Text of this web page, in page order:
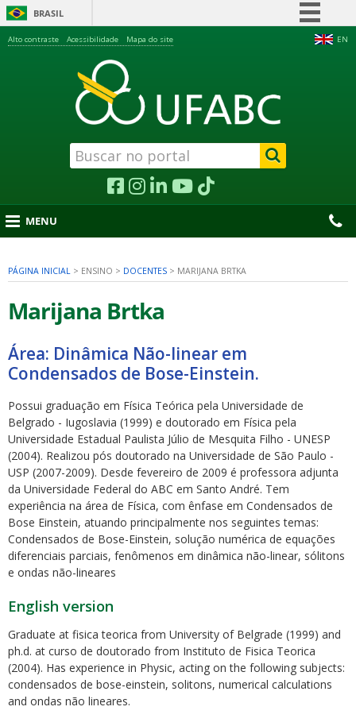
BRASIL
Acesso à informação
Legislação
Canais
EN
Alto contraste Acessibilidade Mapa do site
MENU
PÁGINA INICIAL > ENSINO > DOCENTES > MARIJANA BRTKA
Marijana Brtka
Área: Dinâmica Não-linear em
Condensados de Bose-Einstein.
Possui graduação em Física Teórica pela Universidade de
Belgrado - Iugoslavia (1999) e doutorado em Física pela
Universidade Estadual Paulista Júlio de Mesquita Filho - UNESP
(2004). Realizou pós doutorado na Universidade de São Paulo -
USP (2007-2009). Desde fevereiro de 2009 é professora adjunta
da Universidade Federal do ABC em Santo André. Tem
experiência na área de Física, com ênfase em Condensados de
Bose Einstein, atuando principalmente nos seguintes temas:
Condensados de Bose-Einstein, solução numérica de equações
diferenciais parciais, fenômenos em dinâmica não-linear, sólitons
e ondas não-lineares
English version
Graduate at fisica teorica from University of Belgrade (1999) and
ph.d. at curso de doutorado from Instituto de Fisica Teorica
(2004). Has experience in Physic, acting on the following subjects:
condensados de bose-einstein, solitons, numerical calculations
and ondas não lineares.